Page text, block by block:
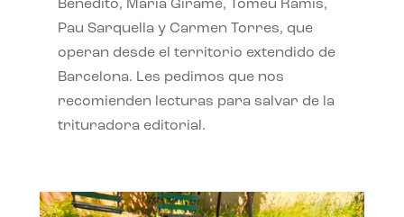
Benedito, Maria Giramé, Tomeu Ramis,
Pau Sarquella y Carmen Torres, que
operan desde el territorio extendido de
Barcelona. Les pedimos que nos
recomienden lecturas para salvar de la
trituradora editorial.